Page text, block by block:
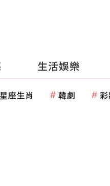
生活娛樂
星座生肖 韓劇